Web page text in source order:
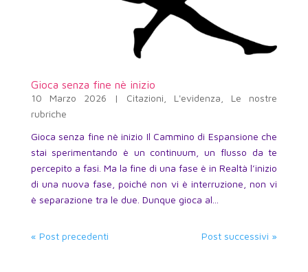
Gioca senza fine nè inizio
10 Marzo 2026 | Citazioni L'evidenza
Le nostre
rubriche
Gioca senza fine nè inizio Il Cammino di Espansione che
stai sperimentando è un continuum, un flusso da te
percepito a fasi. Ma la fine di una fase è in Realtà l’inizio
di una nuova fase, poiché non vi è interruzione, non vi
è separazione tra le due. Dunque gioca al...
« Post precedenti Post successivi »